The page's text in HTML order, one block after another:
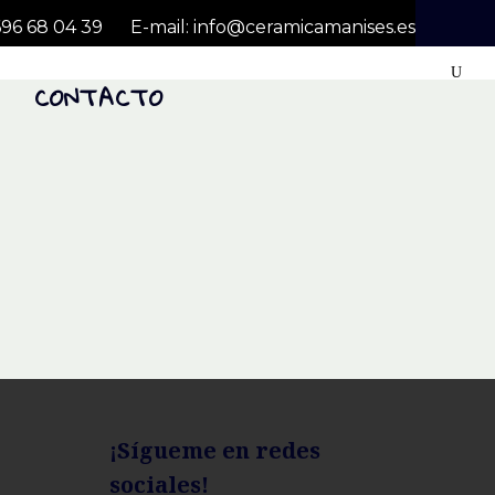
68 04 39 E-mail: info@ceramicamanises.es
CONTACTO
¡Sígueme en redes
sociales!